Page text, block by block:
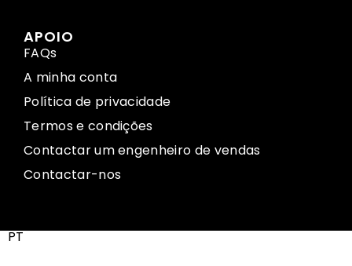
APOIO
FAQs
A minha conta
Política de privacidade
Termos e condições
Contactar um engenheiro de vendas
Contactar-nos
PT